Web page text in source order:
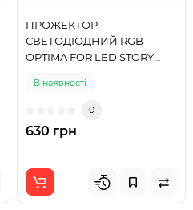
ПРОЖЕКТОР
СВЕТОДІОДНИЙ RGB
OPTIMA FOR LED STORY
В наявності
0
630 грн